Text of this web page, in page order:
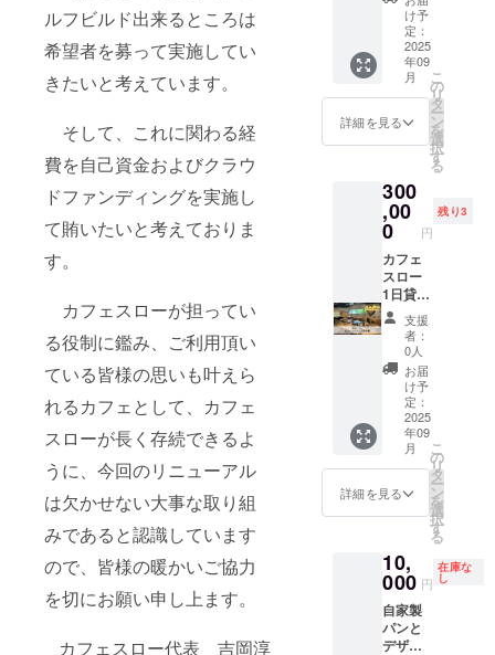
ルフビルド出来るところは
希望者を募って実施してい
きたいと考えています。
そして、これに関わる経
費を自己資金およびクラウ
ドファンディングを実施し
て賄いたいと考えておりま
す。
カフェスローが担ってい
る役制に鑑み、ご利用頂い
ている皆様の思いも叶えら
れるカフェとして、カフェ
スローが長く存続できるよ
うに、今回のリニューアル
は欠かせない大事な取り組
みであると認識しています
ので、皆様の暖かいご協力
を切にお願い申し上ます。
カフェスロー代表 吉岡淳
記入を
お願い
いたし
ます。
パー
ティー
など 自
主イベ
ント等
で様々
な形で
利用可
限：2年
間 こち
らは会
場使用
料のみ
となり
ます。
飲食
料・
サービ
ス料
別。日
程・内
容等、
応相
談。
け予
定：
2025
年09
月
詳細を見る
こ
の
リ
タ
ー
ン
を
選
択
す
る
300
,00
0 円
残り3
カフェ
スロー
1日貸切
券 結婚
式やお
祝い。
自主イ
ベント
等で
様々な
形で利
用可
能。 有
効期
限：2年
場使用
料のみ
となり
ます。
飲食
料・
支援
者：
0人
お届
け予
定：
2025
年09
月
詳細を見る
こ
の
リ
タ
ー
ン
を
選
択
す
る
10,
000 円
在庫な
し
自家製
パンと
デザー